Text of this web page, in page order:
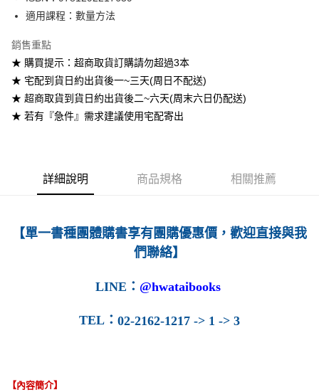
付款後全家取貨
7-11取貨付款
每筆NT$60
付款後7-11取貨
每筆NT$100
適用課程：數量方法
銷售重點
★ 購買提示：超商取貨訂購請勿超過3本
★ 宅配到貨日約出貨後一~三天(周日不配送)
★ 超商取貨到貨日約出貨後二~六天(周末六日仍配送)
★ 若有『急件』需求建議使用宅配寄出
詳細說明 商品規格 相關推薦
【單一書種團體購書享有團購優惠價，歡迎直接與我
們聯絡】
LINE ： @hwataibooks
TEL ： 02-2162-1217 -> 1 -> 3
【內容簡介】